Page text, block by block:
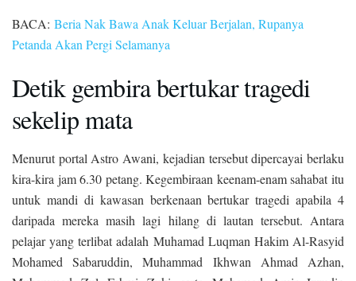
BACA: Beria Nak Bawa Anak Keluar Berjalan, Rupanya
Petanda Akan Pergi Selamanya
Detik gembira bertukar tragedi
sekelip mata
Menurut portal Astro Awani, kejadian tersebut dipercayai berlaku
kira-kira jam 6.30 petang. Kegembiraan keenam-enam sahabat itu
untuk mandi di kawasan berkenaan bertukar tragedi apabila 4
daripada mereka masih lagi hilang di lautan tersebut. Antara
pelajar yang terlibat adalah Muhamad Luqman Hakim Al-Rasyid
Mohamed Sabaruddin, Muhammad Ikhwan Ahmad Azhan,